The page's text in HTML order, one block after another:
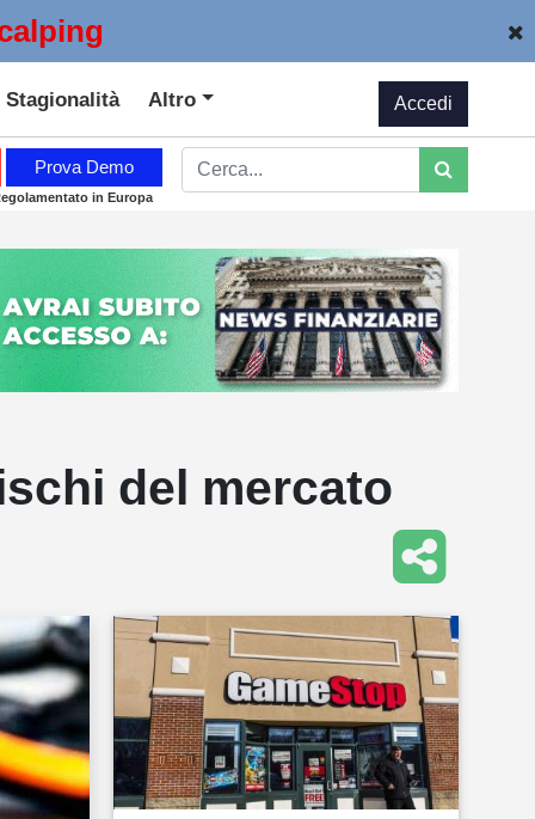
Stagionalità Altro Accedi
Prova Demo
in Europa
del mercato